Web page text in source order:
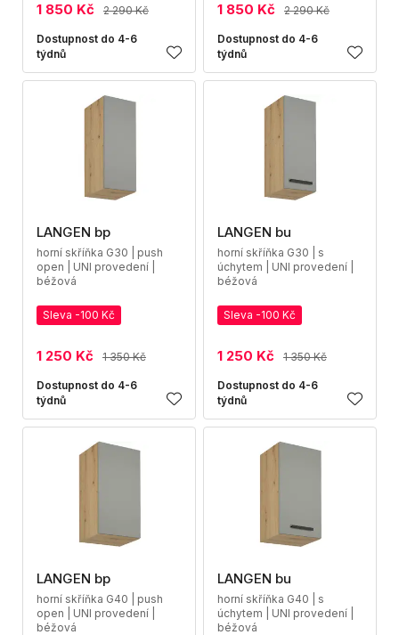
1 850 Kč 2 290 Kč
Dostupnost do 4-6
týdnů
1 850 Kč 2 290 Kč
Dostupnost do 4-6
týdnů
LANGEN bp
horní skříňka G30 | push
open | UNI provedení |
béžová
Sleva -100 Kč
1 250 Kč 1 350 Kč
Dostupnost do 4-6
týdnů
LANGEN bu
horní skříňka G30 | s
úchytem | UNI provedení |
béžová
Sleva -100 Kč
1 250 Kč 1 350 Kč
Dostupnost do 4-6
týdnů
LANGEN bp
horní skříňka G40 | push
open | UNI provedení |
béžová
LANGEN bu
horní skříňka G40 | s
úchytem | UNI provedení |
béžová